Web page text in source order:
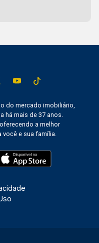
do mercado imobiliário,
há mais de 37 anos.
a melhor
você e sua família.